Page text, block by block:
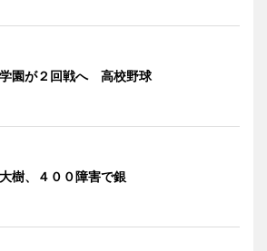
園が２回戦へ 高校野球
樹、４００障害で銀